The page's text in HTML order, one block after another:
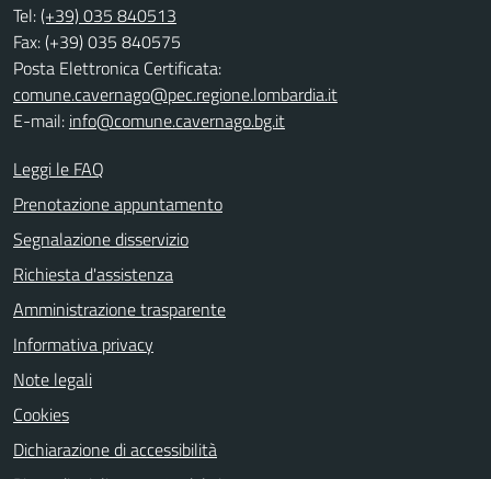
Tel:(+39) 035 840513
Fax: (+39) 035 840575
Posta Elettronica Certificata:
comune.cavernago@pec.regione.lombardia.it
E-mail: info@comune.cavernago.bg.it
Leggi le FAQ
Prenotazione appuntamento
Segnalazione disservizio
Richiesta d'assistenza
Amministrazione trasparente
Informativa privacy
Note legali
Cookies
Dichiarazione di accessibilità